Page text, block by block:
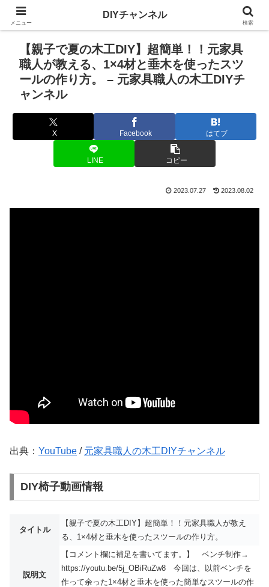
【親子で夏の木工DIY】超簡単！！元家具
職人が教える、1×4材と垂木を使ったスツ
ールの作り方。 – 元家具職人の木工DIYチ
ャンネル
X Facebook はてブ
LINE コピー
2023.07.27 2023.08.02
出典： YouTube / 元家具職人の木工DIYチャンネル
DIY椅子動画情報
タイトル
【親子で夏の木工DIY】超簡単！！元家具職人が教え
る、1×4材と垂木を使ったスツールの作り方。
説明文
【コメント欄に補足を書いてます。】 ベンチ制作→
https://youtu.be/5j_OBiRuZw8 今回は、以前ベンチを
作って余った1×4材と垂木を使った簡単なスツールの作
メニュー
DIYチャンネル
検索